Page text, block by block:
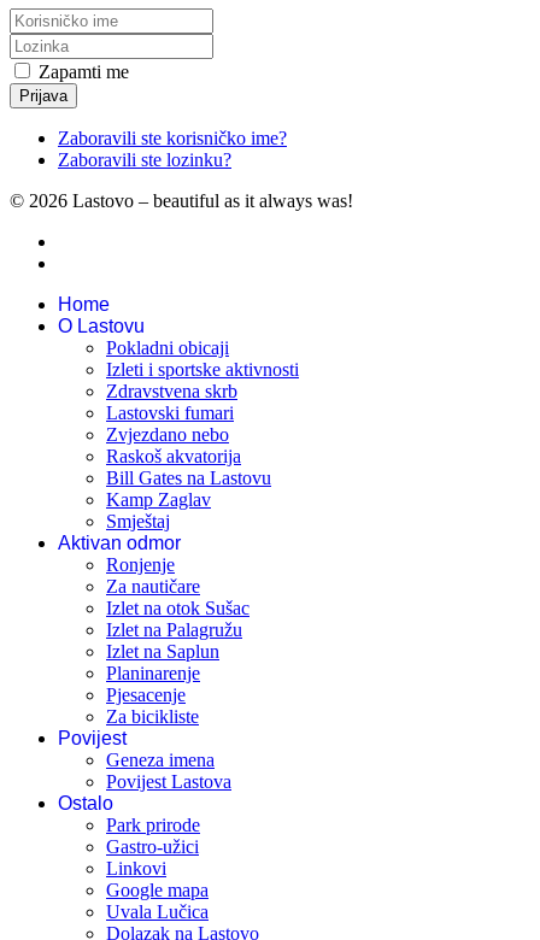
Zapamti me
Prijava
Zaboravili ste korisničko ime?
Zaboravili ste lozinku?
© 2026 Lastovo – beautiful as it always was!
Home
O Lastovu
Pokladni obicaji
Izleti i sportske aktivnosti
Zdravstvena skrb
Lastovski fumari
Zvjezdano nebo
Raskoš akvatorija
Bill Gates na Lastovu
Kamp Zaglav
Smještaj
Aktivan odmor
Ronjenje
Za nautičare
Izlet na otok Sušac
Izlet na Palagružu
Izlet na Saplun
Planinarenje
Pjesacenje
Za bicikliste
Povijest
Geneza imena
Povijest Lastova
Ostalo
Park prirode
Gastro-užici
Linkovi
Google mapa
Uvala Lučica
Dolazak na Lastovo